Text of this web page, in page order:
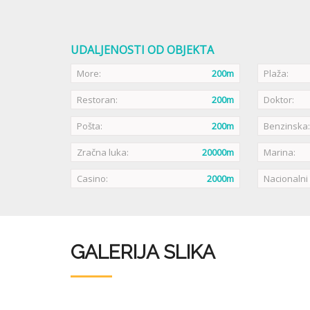
UDALJENOSTI OD OBJEKTA
More: 200m Plaža:
Restoran: 200m Doktor:
Pošta: 200m Benzinska:
Zračna luka: 20000m Marina:
Casino: 2000m Nacionalni
GALERIJA SLIKA